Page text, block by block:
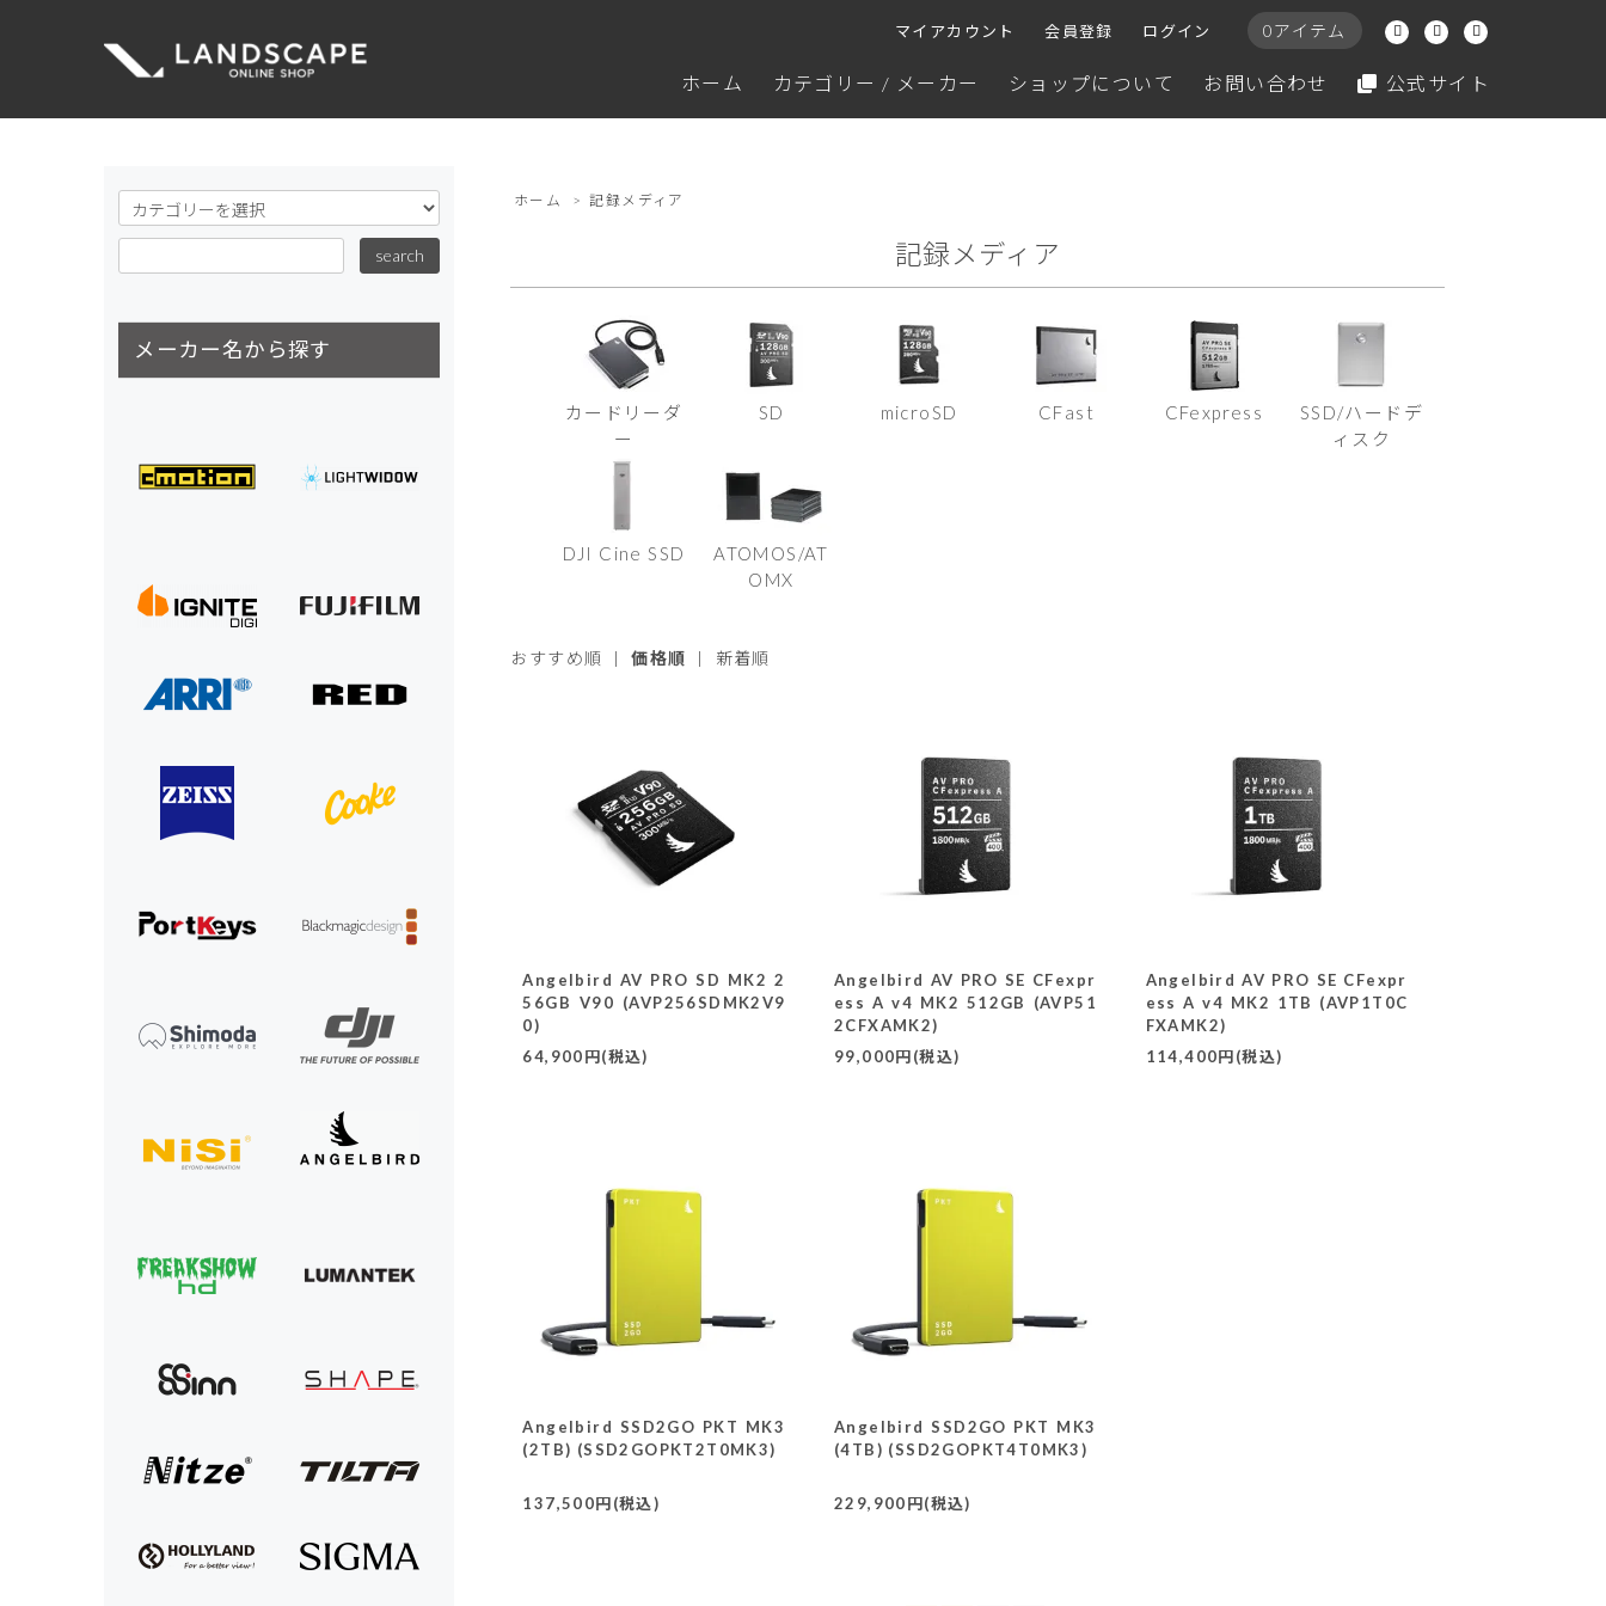
0アイテム
マイアカウント 会員登録 ログイン
ホーム カテゴリー / メーカー ショップについて お問い合わせ 公式サイト
ホーム > 記録メディア
記録メディア
カードリーダ
ー
SD microSD CFast CFexpress
SSD/ハードデ
ィスク
DJI Cine SSD
ATOMOS/AT
OMX
おすすめ順 |価格順 | 新着順
Angelbird AV PRO SD MK2 2
56GB V90 (AVP256SDMK2V9
0)
64,900円(税込)
Angelbird AV PRO SE CFexpr
ess A v4 MK2 512GB (AVP51
2CFXAMK2)
99,000円(税込)
Angelbird AV PRO SE CFexpr
ess A v4 MK2 1TB (AVP1T0C
FXAMK2)
114,400円(税込)
Angelbird SSD2GO PKT MK3
(2TB) (SSD2GOPKT2T0MK3)
137,500円(税込)
Angelbird SSD2GO PKT MK3
(4TB) (SSD2GOPKT4T0MK3)
229,900円(税込)
メーカー名から探す